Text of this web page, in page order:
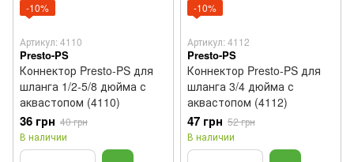
-10%
Артикул: 4110
Presto-PS
Коннектор Presto-PS для
шланга 1/2-5/8 дюйма с
аквастопом (4110)
36 грн 40 грн
В наличии
-10%
Артикул: 4112
Presto-PS
Коннектор Presto-PS для
шланга 3/4 дюйма с
аквастопом (4112)
47 грн 52 грн
В наличии